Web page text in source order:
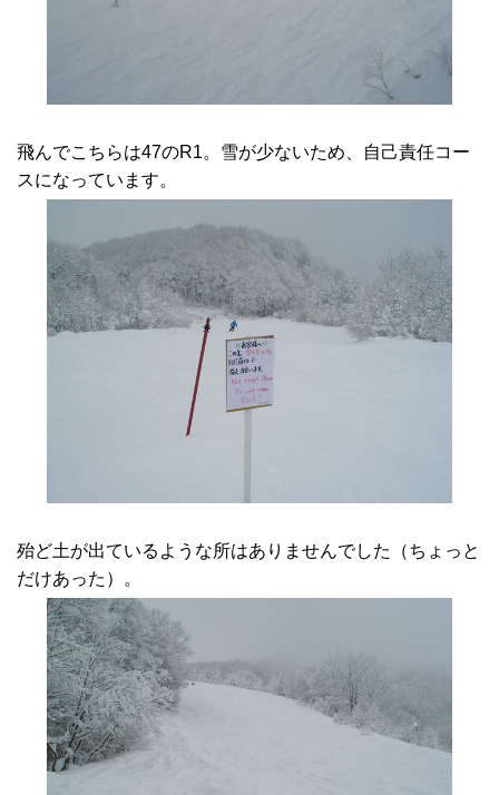
飛んでこちらは47のR1。雪が少ないため、自己責任コー
スになっています。
殆ど土が出ているような所はありませんでした（ちょっと
だけあった）。